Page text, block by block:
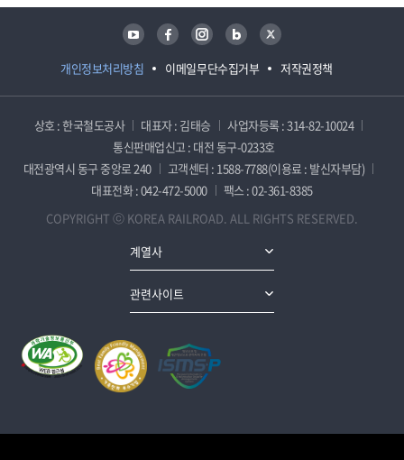
개인정보처리방침 이메일무단수집거부 저작권정책
유튜브 페이스북 인스타그램 블로그 트위터
상호 : 한국철도공사 대표자 : 김태승
사업자등록 : 314-82-10024
통신판매업신고 : 대전 동구-0233호
대전광역시 동구 중앙로 240
고객센터 : 1588-7788(이용료 : 발신자부담)
대표전화 : 042-472-5000
팩스 : 02-361-8385
COPYRIGHT ⓒ KOREA RAILROAD. ALL RIGHTS RESERVED.
계열사
관련사이트